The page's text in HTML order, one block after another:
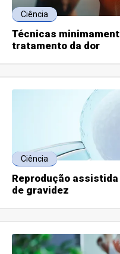
Ciência
Técnicas
tratamento da dor
Ciência
Reprodução
de gravidez